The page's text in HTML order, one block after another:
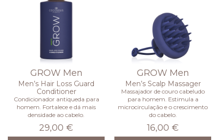
GROW Men
Men’s Hair Loss Guard
Conditioner
Condicionador antiqueda para
homem. Fortalece e dá mais
densidade ao cabelo.
29,00 €
GROW Men
Men’s Scalp Massager
Massajador de couro cabeludo
para homem. Estimula a
microcirculação e o crescimento
do cabelo.
16,00 €